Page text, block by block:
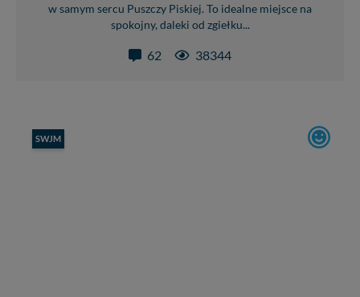
w samym sercu Puszczy Piskiej. To idealne miejsce na
spokojny, daleki od zgiełku...
62 38344
SWJM